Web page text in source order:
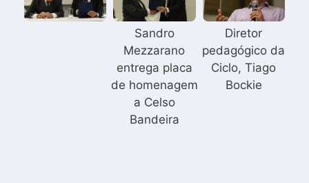
Sandro
Mezzarano
entrega placa
de homenagem
a Celso
Bandeira
Diretor
pedagógico da
Ciclo, Tiago
Bockie